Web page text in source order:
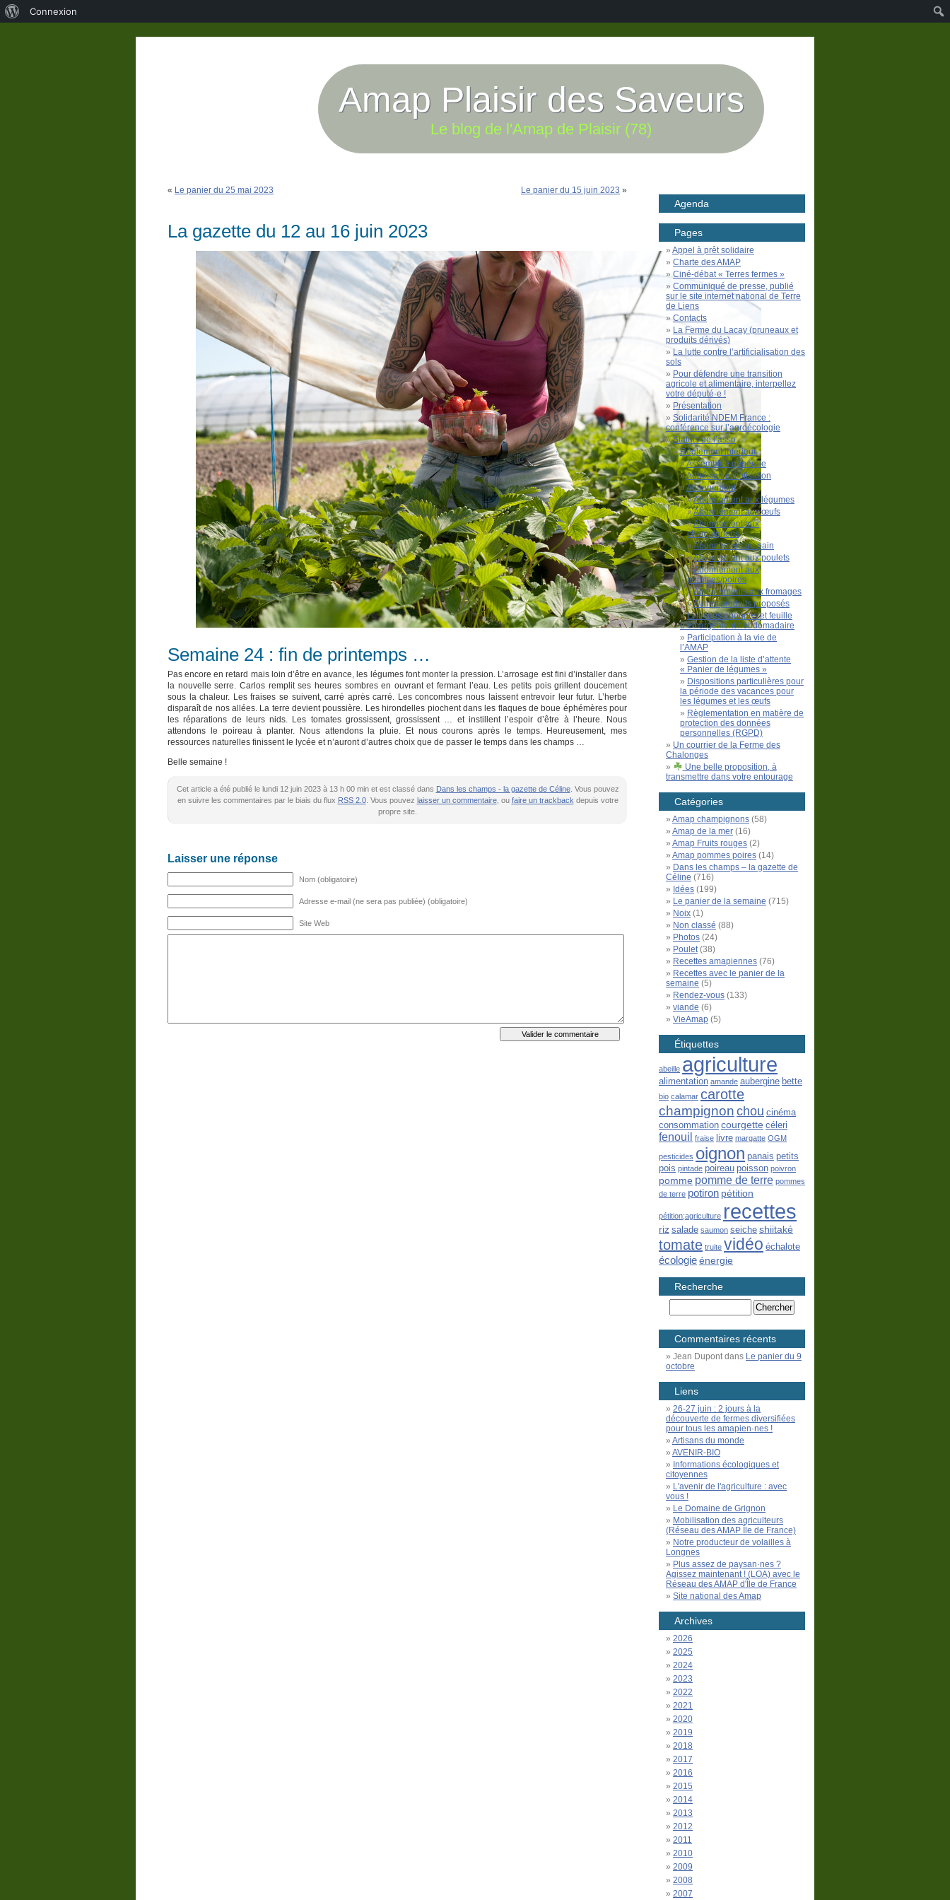
Amap Plaisir des Saveurs
Le blog de l'Amap de Plaisir (78)
« Le panier du 25 mai 2023 Le panier du 15 juin 2023 »
La gazette du 12 au 16 juin 2023
Semaine 24 : fin de printemps …
Pas encore en retard mais loin d’être en avance, les légumes font monter la pression. L’arrosage est fini d’installer dans
la nouvelle serre. Carlos remplit ses heures sombres en ouvrant et fermant l’eau. Les petits pois grillent doucement
sous la chaleur. Les fraises se suivent, carré après carré. Les concombres nous laissent entrevoir leur futur. L’herbe
disparaît de nos allées. La terre devient poussière. Les hirondelles piochent dans les flaques de boue éphémères pour
les réparations de leurs nids. Les tomates grossissent, grossissent … et instillent l’espoir d’être à l’heure. Nous
attendons le poireau à planter. Nous attendons la pluie. Et nous courons après le temps. Heureusement, mes
ressources naturelles finissent le lycée et n’auront d’autres choix que de passer le temps dans les champs …
Belle semaine !
Cet article a été publié le lundi 12 juin 2023 à 13 h 00 min et est classé dans Dans les champs - la gazette de Céline. Vous pouvez
en suivre les commentaires par le biais du flux RSS 2.0. Vous pouvez laisser un commentaire, ou faire un trackback depuis votre
propre site.
Laisser une réponse
Nom (obligatoire)
Adresse e-mail (ne sera pas publiée) (obligatoire)
Site Web
Agenda
Pages
Appel à prêt solidaire
Charte des AMAP
Ciné-débat « Terres fermes »
Communiqué de presse, publié
sur le site internet national de Terre
de Liens
Contacts
La Ferme du Lacay (pruneaux et
produits dérivés)
La lutte contre l’artificialisation des
sols
Pour défendre une transition
agricole et alimentaire, interpellez
votre député·e !
Présentation
Solidarité NDEM France :
conférence sur l’agroécologie
Statuts de l’asso
Règlement intérieur
Assemblée générale
Adhésion et cotisation
Abonnement
Abonnement aux légumes
Abonnement aux œufs
Abonnement aux
champignons
Abonnement au pain
Abonnement aux poulets
Abonnement aux
pommes/poires
Abonnements aux fromages
Autres produits proposés
Liste des abonnés et feuille
d’émargement hebdomadaire
Participation à la vie de
l’AMAP
Gestion de la liste d’attente
« Panier de légumes »
Dispositions particulières pour
la période des vacances pour
les légumes et les œufs
Règlementation en matière de
protection des données
personnelles (RGPD)
Un courrier de la Ferme des
Chalonges
Une belle proposition, à
transmettre dans votre entourage
Catégories
Amap champignons (58)
Amap de la mer (16)
Amap Fruits rouges (2)
Amap pommes poires (14)
Dans les champs – la gazette de
Céline (716)
Idées (199)
Le panier de la semaine (715)
Noix (1)
Non classé (88)
Photos (24)
Poulet(38)
Recettes amapiennes (76)
Recettes avec le panier de la
semaine (5)
Rendez-vous (133)
viande (6)
VieAmap (5)
Étiquettes
abeille agriculture
alimentation amande aubergine bette
bio calamar carotte
champignon chou cinéma
consommation courgette céleri
fenouil fraise livre margatte OGM
pesticides oignon panais petits
pois pintade poireau poisson poivron
pomme pomme de terre pommes
de terre potiron pétition
pétition;agriculture recettes
riz salade saumon seiche shiitaké
tomate truite vidéo échalote
écologieénergie
Recherche
Commentaires récents
Jean Dupontdans Le panier du 9
octobre
Liens
26-27 juin : 2 jours à la
découverte de fermes diversifiées
pour tous les amapien·nes !
Artisans du monde
AVENIR-BIO
Informations écologiques et
citoyennes
L'avenir de l'agriculture : avec
vous !
Le Domaine de Grignon
Mobilisation des agriculteurs
(Réseau des AMAP Île de France)
Notre producteur de volailles à
Longnes
Plus assez de paysan·nes ?
Agissez maintenant ! (LOA) avec le
Réseau des AMAP d'Île de France
Site national des Amap
Archives
2026
2025
2024
2023
2022
2021
2020
2019
2018
2017
2016
2015
2014
2013
2012
2011
2010
2009
2008
2007
Connexion